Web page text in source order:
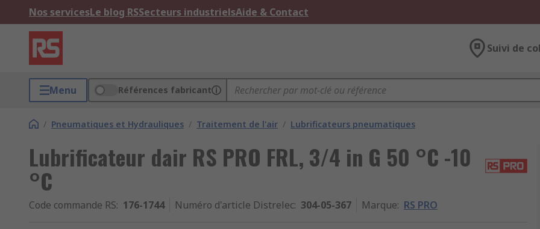
Nos servicesLe blog RSSecteurs industrielsAide & Contact
Suivi de
Menu Références fabricant
/ Pneumatiques et Hydrauliques / Traitement de l'air / Lubrificateurs pneumatiques
Lubrificateur dair RS PRO FRL, 3/4 in G 50 °C -10
°C
Code commande RS: 176-1744 Numéro d'article Distrelec: 304-05-367 Marque: RS PRO